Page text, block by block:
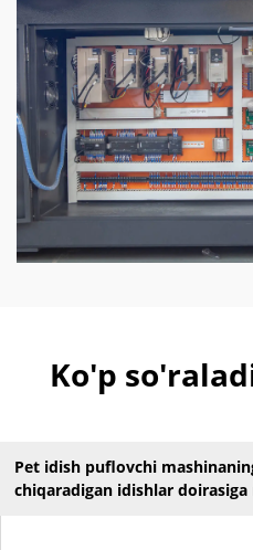
Ko'p
Pet idish puflovchi
chiqaradigan idishlar